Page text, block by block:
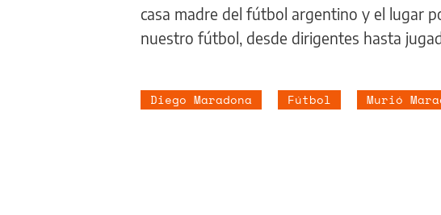
casa madre del fútbol argentino y el lugar
nuestro fútbol, desde dirigentes hasta
Diego Maradona Fútbol Murió